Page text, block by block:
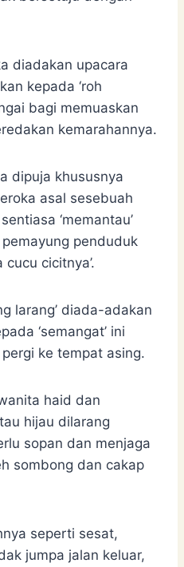
diadakan upacara
kepada ‘roh
bagi memuaskan
kemarahannya.
dipuja khususnya
asal sesebuah
‘memantau’
penduduk
cicitnya’.
larang’ diada-adakan
‘semangat’ ini
ke tempat asing.
haid dan
hijau dilarang
sopan dan menjaga
sombong dan cakap
seperti sesat,
jumpa jalan keluar,